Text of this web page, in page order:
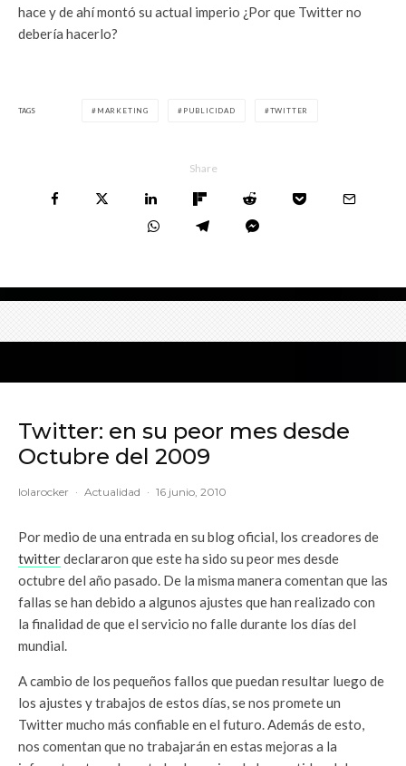
hace y de ahí montó su actual imperio ¿Por que Twitter no
debería hacerlo?
TAGS MARKETING PUBLICIDAD TWITTER
Share
Twitter: en su peor mes desde
Octubre del 2009
lolarocker · Actualidad · 16 junio, 2010
Por medio de una entrada en su blog oficial, los creadores de
twitterdeclararon que este ha sido su peor mes desde
octubre del año pasado. De la misma manera comentan que las
fallas se han debido a algunos ajustes que han realizado con
la finalidad de que el servicio no falle durante los días del
mundial.
A cambio de los pequeños fallos que puedan resultar luego de
los ajustes y trabajos de estos días, se nos promete un
Twitter mucho más confiable en el futuro. Además de esto,
nos comentan que no trabajarán en estas mejoras a la